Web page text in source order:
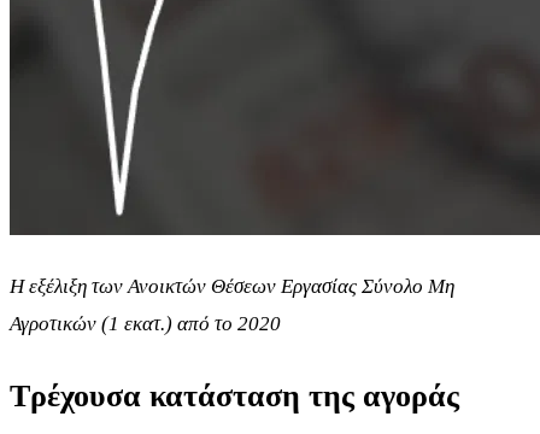
Η εξέλιξη των Ανοικτών Θέσεων Εργασίας Σύνολο Μη
Αγροτικών (1 εκατ.) από το 2020
Τρέχουσα κατάσταση της αγοράς